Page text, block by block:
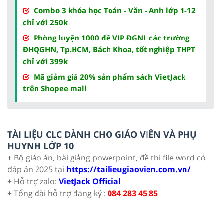
Combo 3 khóa học Toán - Văn - Anh lớp 1-12
chỉ với 250k
Phòng luyện 1000 đề VIP ĐGNL các trường
ĐHQGHN, Tp.HCM, Bách Khoa, tốt nghiệp THPT
chỉ với 399k
Mã giảm giá 20% sản phẩm sách VietJack
trên Shopee mall
TÀI LIỆU CLC DÀNH CHO GIÁO VIÊN VÀ PHỤ
HUYNH LỚP 10
+ Bộ giáo án, bài giảng powerpoint, đề thi file word có
đáp án 2025 tại https://tailieugiaovien.com.vn/
+ Hỗ trợ zalo: VietJack Official
+ Tổng đài hỗ trợ đăng ký : 084 283 45 85